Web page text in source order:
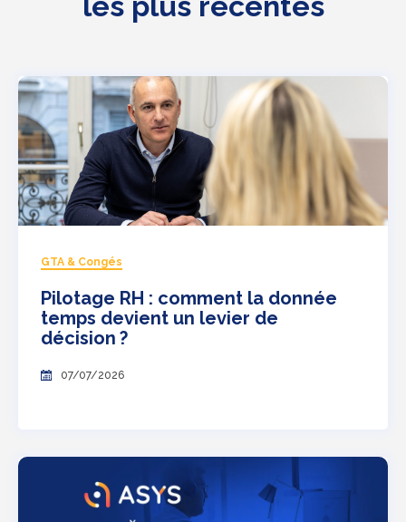
GTA & Congés
Pilotage RH : comment la donnée
temps devient un levier de
décision ?
07/07/2026